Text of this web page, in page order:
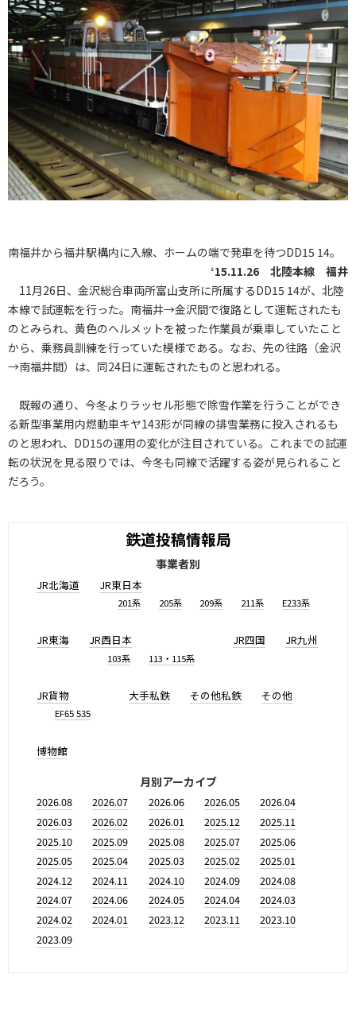
南福井から福井駅構内に入線、ホームの端で発車を待つDD15 14。
‘15.11.26 北陸本線 福井
11月26日、金沢総合車両所富山支所に所属するDD15 14が、北陸
本線で試運転を行った。南福井→金沢間で復路として運転されたも
のとみられ、黄色のヘルメットを被った作業員が乗車していたこと
から、乗務員訓練を行っていた模様である。なお、先の往路（金沢
→南福井間）は、同24日に運転されたものと思われる。
既報の通り、今冬よりラッセル形態で除雪作業を行うことができ
る新型事業用内燃動車キヤ143形が同線の排雪業務に投入されるも
のと思われ、DD15の運用の変化が注目されている。これまでの試運
転の状況を見る限りでは、今冬も同線で活躍する姿が見られること
だろう。
鉄道投稿情報局
事業者別
JR北海道 JR東日本
201系 205系 209系 211系 E233系
JR東海 JR西日本
103系 113・115系
JR四国 JR九州
JR貨物
EF65 535
大手私鉄 その他私鉄 その他
博物館
月別アーカイブ
2026.08 2026.07 2026.06 2026.05
2026.04
2026.03
2026.02 2026.01 2025.12
2025.11
2025.10
2025.09 2025.08 2025.07
2025.06
2025.05
2025.04 2025.03 2025.02
2025.01
2024.12
2024.11 2024.10 2024.09
2024.08
2024.07
2024.06 2024.05 2024.04
2024.03
2024.02
2024.01 2023.12 2023.11
2023.10
2023.09